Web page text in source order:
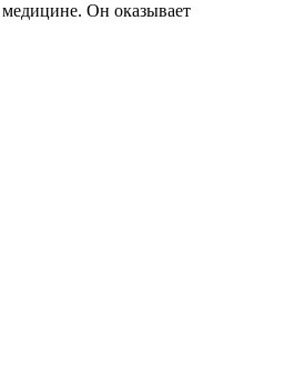
Он оказывает